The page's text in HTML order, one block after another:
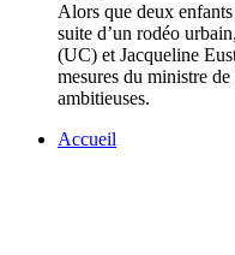
Alors que deux
suite d’un rodéo
(UC) et Jacqueline
mesures du ministre
ambitieuses.
Accueil